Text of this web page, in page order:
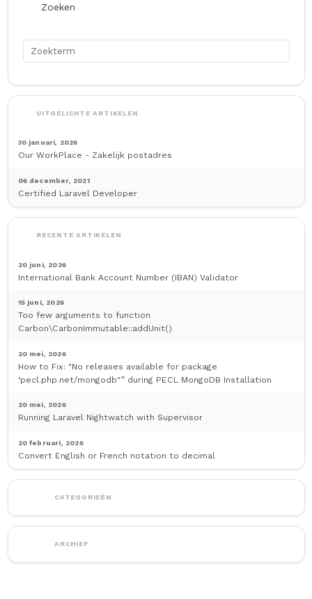
Zoeken
UITGELICHTE ARTIKELEN
30 januari, 2026
Our WorkPlace - Zakelijk postadres
06 december, 2021
Certified Laravel Developer
RECENTE ARTIKELEN
20 juni, 2026
International Bank Account Number (IBAN) Validator
15 juni, 2026
Too few arguments to function
Carbon\CarbonImmutable::addUnit()
20 mei, 2026
How to Fix: "No releases available for package
‘pecl.php.net/mongodb"” during PECL MongoDB Installation
20 mei, 2026
Running Laravel Nightwatch with Supervisor
20 februari, 2026
Convert English or French notation to decimal
CATEGORIEËN
ARCHIEF